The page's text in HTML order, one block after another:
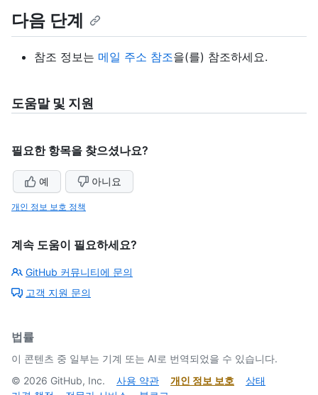
다음 단계
참조 정보는 메일 주소 참조을(를) 참조하세요.
도움말 및 지원
필요한 항목을 찾으셨나요?
예 아니요
개인 정보 보호 정책
계속 도움이 필요하세요?
GitHub 커뮤니티에 문의
고객 지원 문의
법률
이 콘텐츠 중 일부는 기계 또는 AI로 번역되었을 수 있습니다.
© 2026 GitHub, Inc. 사용 약관 개인 정보 보호
상태